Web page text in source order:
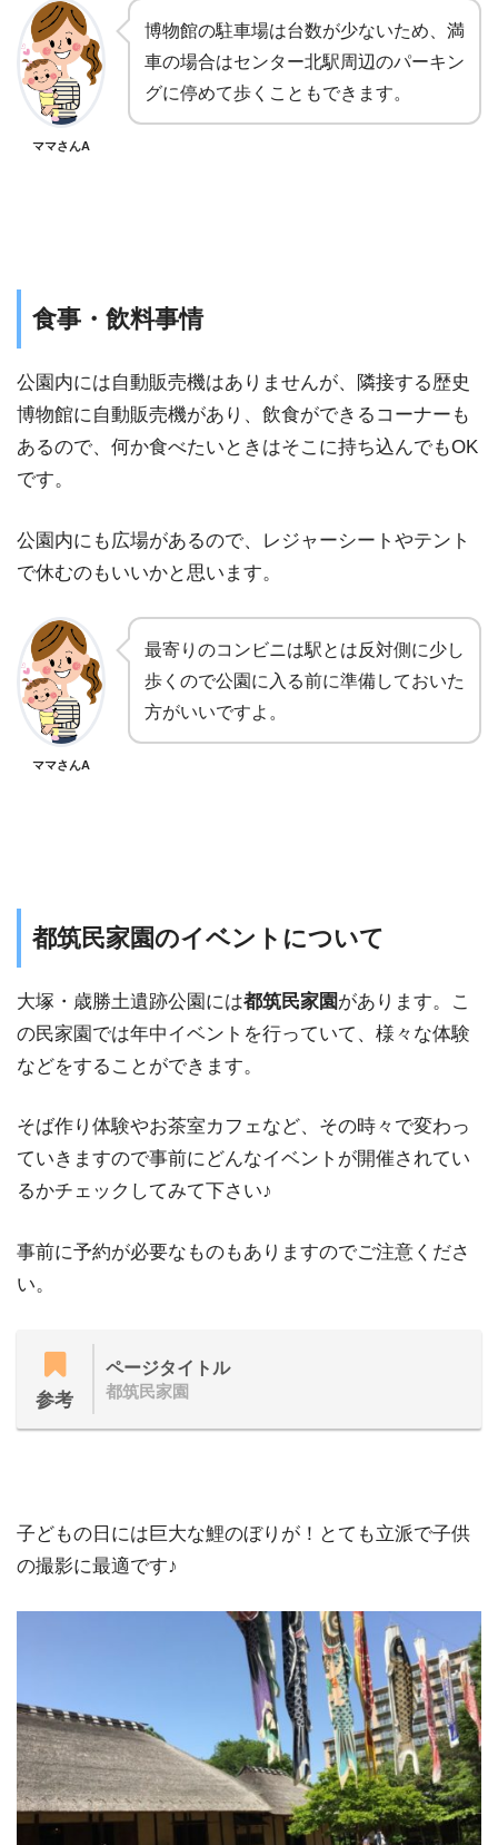
ママさんA
博物館の駐車場は台数が少ないため、満
車の場合はセンター北駅周辺のパーキン
グに停めて歩くこともできます。
⾷事・飲料事情
公園内には自動販売機はありませんが、隣接する歴史
博物館に自動販売機があり、飲食ができるコーナーも
あるので、何か食べたいときはそこに持ち込んでもOK
です。
公園内にも広場があるので、レジャーシートやテント
で休むのもいいかと思います。
ママさんA
最寄りのコンビニは駅とは反対側に少し
歩くので公園に入る前に準備しておいた
方がいいですよ。
都筑民家園のイベントについて
大塚・歳勝土遺跡公園には都筑民家園があります。こ
の民家園では年中イベントを行っていて、様々な体験
などをすることができます。
そば作り体験やお茶室カフェなど、その時々で変わっ
ていきますので事前にどんなイベントが開催されてい
るかチェックしてみて下さい♪
事前に予約が必要なものもありますのでご注意くださ
い。
参考
ページタイトル
都筑民家園
子どもの日には巨大な鯉のぼりが！とても立派で子供
の撮影に最適です♪